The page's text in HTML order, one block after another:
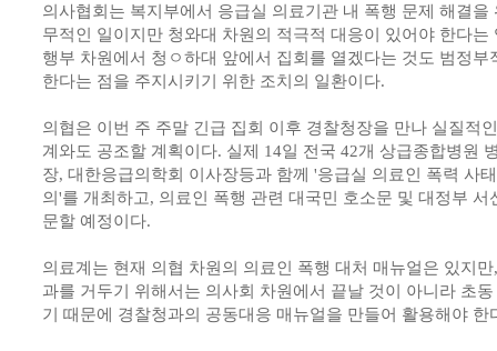
의사협회는 복지부에서 응급실 의료기관 내 폭행 문제 해결을
무적인 일이지만 청와대 차원의 적극적 대응이 있어야 한다는
행부 차원에서 청ㅇ하대 앞에서 집회를 열겠다는 것도 범정부
한다는 점을 주지시키기 위한 조치의 일환이다.
의협은 이번 주 주말 긴급 집회 이후 경찰청장을 만나 실질적
계와도 공조할 계획이다. 실제 14일 전국 42개 상급종합병원
장, 대한응급의학회 이사장등과 함께 '응급실 의료인 폭력 사
의'를 개최하고, 의료인 폭행 관련 대국민 호소문 및 대정부 서
문할 예정이다.
의료계는 현재 의협 차원의 의료인 폭행 대처 매뉴얼은 있지
과를 거두기 위해서는 의사회 차원에서 끝날 것이 아니라 초
기 때문에 경찰청과의 공동대응 매뉴얼을 만들어 활용해야 한